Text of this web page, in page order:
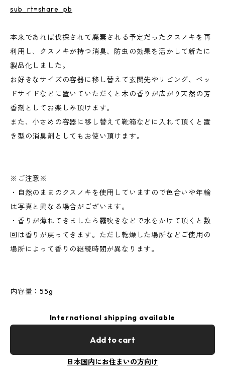
sub_rt=share_pb
本来であれば伐採されて廃棄される予定だったクスノキを再
利用し、クスノキが持つ消臭、防虫の効果を活かして新たに
製品化しました。
お好きなサイズの容器に移し替えて玄関先やリビング、ベッ
ドサイドなどに置いていただくと木の香りが広がり天然の芳
香剤としてお楽しみ頂けます。
また、小さめの容器に移し替えて靴箱などに入れて頂くと置
き型の消臭剤としてもお使い頂けます。
※ご注意※
・自然のままのクスノキを使用していますので色合いや年輪
は写真と異なる場合がございます。
・香りが薄れてきましたら霧吹きなどで水をかけて頂くと数
回は香りが戻ってきます。ただし乾燥した場所などご使用の
場所によって香りの継続時間が異なります。
内容量：55g
International shipping available
Add to cart
日本国内にお住まいの方向け